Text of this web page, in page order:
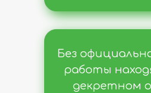
Без
работы
декретном